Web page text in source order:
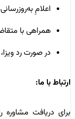
اعلامِ
همراهی با
در صورت رد
ارتباط با ما:
برای دریافت